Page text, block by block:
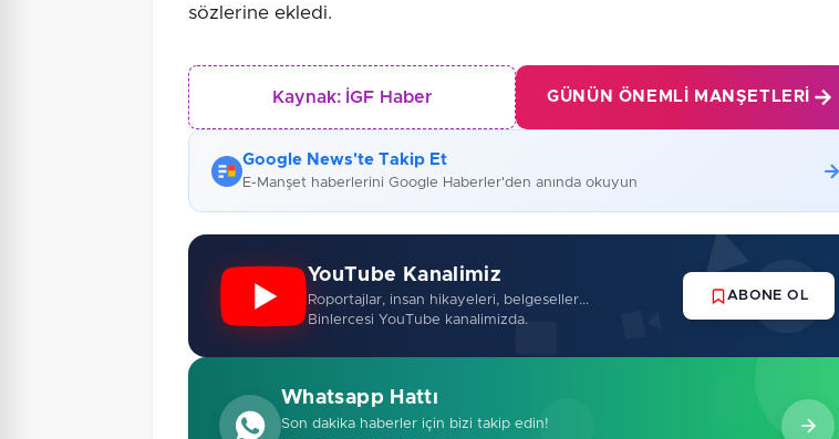
sözlerine ekledi.
Kaynak: İGF Haber GÜNÜN ÖNEMLI MANŞETLERI
Google News'te Takip Et
E-Manşet haberlerini Google Haberler'den anında okuyun
YouTube Kanalimiz
Roportajlar, insan hikayeleri, belgeseller...
Binlercesi YouTube kanalimizda.
ABONE OL
Whatsapp Hattı
Son dakika haberler için bizi takip edin!